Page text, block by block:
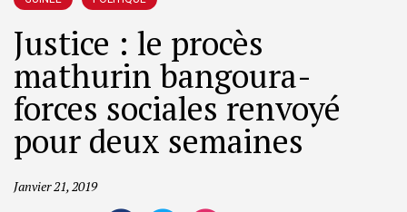
Justice : le procès
mathurin bangoura-
forces sociales renvoyé
pour deux semaines
Janvier 21, 2019